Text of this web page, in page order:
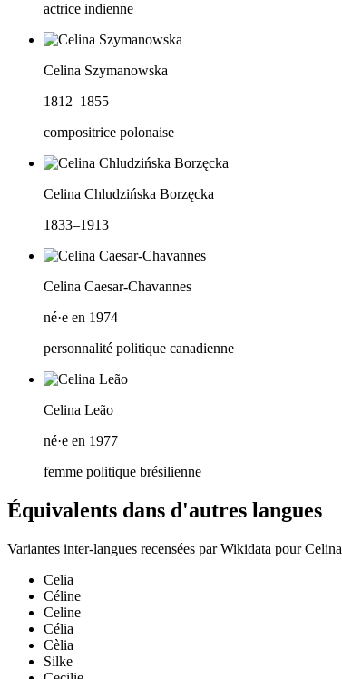
actrice indienne
Celina Szymanowska
1812–1855
compositrice polonaise
Celina Chludzińska Borzęcka
1833–1913
Celina Caesar-Chavannes
né·e en 1974
personnalité politique canadienne
Celina Leão
né·e en 1977
femme politique brésilienne
Équivalents dans d'autres langues
Variantes inter-langues recensées par Wikidata pourCelina
Celia
Céline
Celine
Célia
Cèlia
Silke